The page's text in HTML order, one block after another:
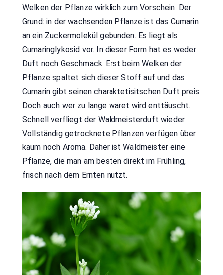
Welken der Pflanze wirklich zum Vorschein. Der
Grund: in der wachsenden Pflanze ist das Cumarin
an ein Zuckermolekül gebunden. Es liegt als
Cumaringlykosid vor. In dieser Form hat es weder
Duft noch Geschmack. Erst beim Welken der
Pflanze spaltet sich dieser Stoff auf und das
Cumarin gibt seinen charaktetisitschen Duft preis.
Doch auch wer zu lange waret wird enttäuscht.
Schnell verfliegt der Waldmeisterduft wieder.
Vollständig getrocknete Pflanzen verfügen über
kaum noch Aroma. Daher ist Waldmeister eine
Pflanze, die man am besten direkt im Frühling,
frisch nach dem Ernten nutzt.